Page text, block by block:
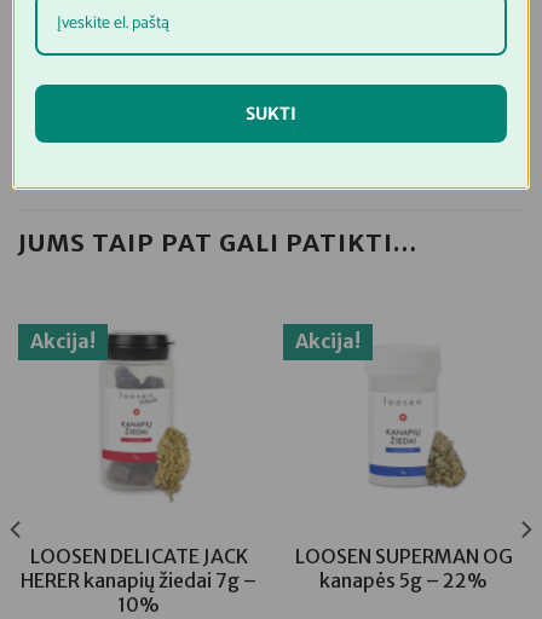
nuo saulės spindulių ir vaikams nepasiekiamoje
vietoje.
Daugiau apie CBD žiedus rasite:
JUMS TAIP PAT GALI PATIKTI…
Akcija!
LOOSEN DELICATE JACK
HERER kanapių žiedai 7g –
10%
Akcija!
LOOSEN SUPERMAN OG
kanapės 5g – 22%
SUKTI